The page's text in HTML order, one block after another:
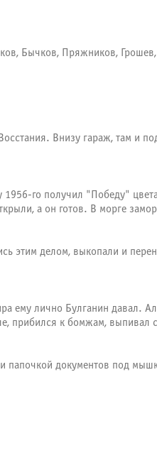
Бычков, Пряжников,
Внизу гараж, там и
го получил "Победу"
а он готов. В морге
этим делом, выкопали и
ему лично Булганин давал.
прибился к бомжам, выпивал
папочкой документов под